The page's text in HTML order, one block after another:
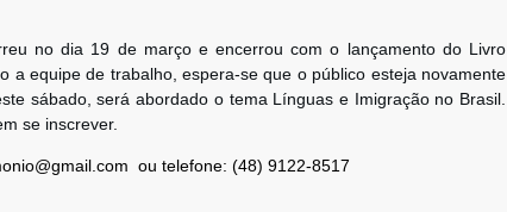
no dia 19 de março e encerrou com o lançamento do Livro
a equipe de trabalho, espera-se que o público esteja novamente
sábado, será abordado o tema Línguas e Imigração no Brasil.
se inscrever.
ou telefone: (48) 9122-8517